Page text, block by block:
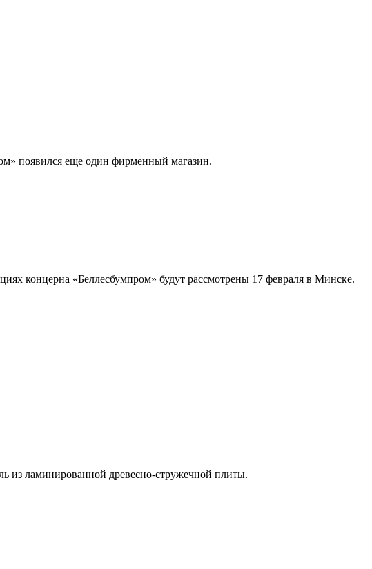
появился еще один фирменный магазин.
концерна «Беллесбумпром» будут рассмотрены 17 февраля в Минске.
из ламинированной древесно-стружечной плиты.